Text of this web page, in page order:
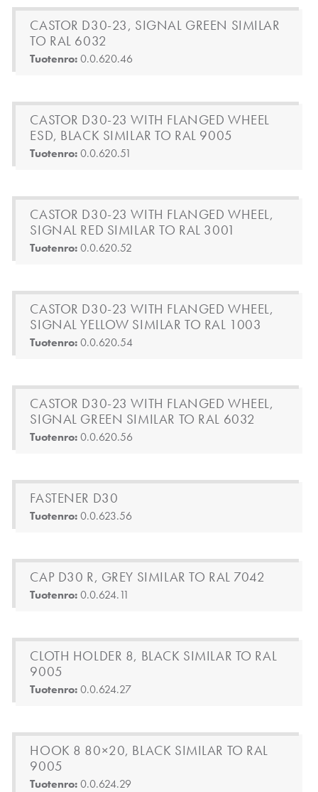
CASTOR D30-23, SIGNAL GREEN SIMILAR
TO RAL 6032
Tuotenro:0.0.620.46
CASTOR D30-23 WITH FLANGED WHEEL
ESD, BLACK SIMILAR TO RAL 9005
Tuotenro:0.0.620.51
CASTOR D30-23 WITH FLANGED WHEEL,
SIGNAL RED SIMILAR TO RAL 3001
Tuotenro:0.0.620.52
CASTOR D30-23 WITH FLANGED WHEEL,
SIGNAL YELLOW SIMILAR TO RAL 1003
Tuotenro:0.0.620.54
CASTOR D30-23 WITH FLANGED WHEEL,
SIGNAL GREEN SIMILAR TO RAL 6032
Tuotenro:0.0.620.56
FASTENER D30
Tuotenro:0.0.623.56
CAP D30 R, GREY SIMILAR TO RAL 7042
Tuotenro:0.0.624.11
CLOTH HOLDER 8, BLACK SIMILAR TO RAL
9005
Tuotenro:0.0.624.27
HOOK 8 80×20, BLACK SIMILAR TO RAL
9005
Tuotenro:0.0.624.29